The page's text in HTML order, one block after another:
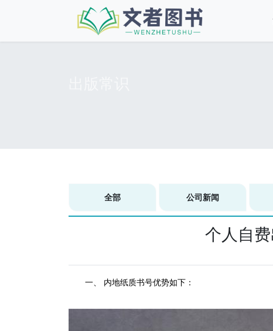
全部 公司新闻
个人自
一、 内地纸质书号优势如下：